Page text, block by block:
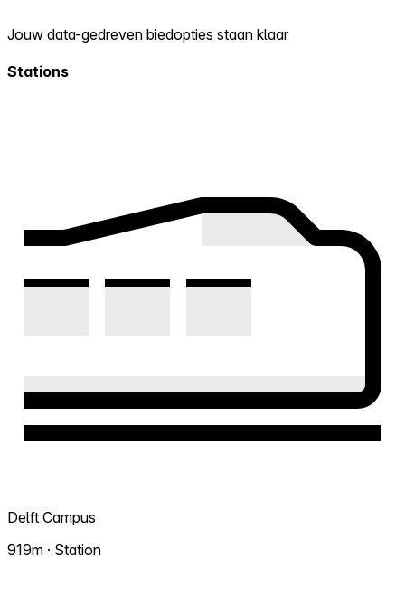
Jouw data-gedreven biedopties staan klaar
Stations
Delft Campus
919m · Station